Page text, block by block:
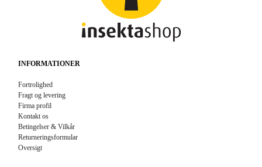
INFORMATIONER
Fortrolighed
Fragt og levering
Firma profil
Kontakt os
Betingelser & Vilkår
Returneringsformular
Oversigt